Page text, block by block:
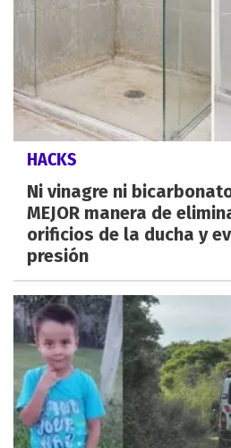
HACKS
Ni vinagre ni
MEJOR manera de
orificios de la ducha y
presión